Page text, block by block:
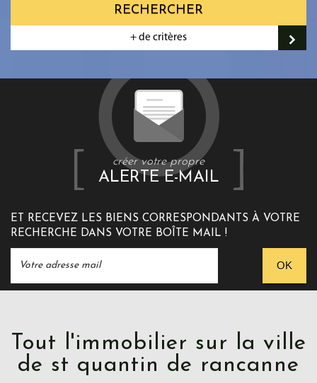
RECHERCHER
+ de critères
créer votre propre
ALERTE E-MAIL
ET RECEVEZ LES BIENS CORRESPONDANTS À VOTRE
RECHERCHE DANS VOTRE BOÎTE MAIL !
OK
Tout l'immobilier sur la ville
de st quantin de rancanne